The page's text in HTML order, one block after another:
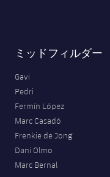
ミッドフィルダー
Gavi
Pedri
Fermín López
Marc Casadó
Frenkie de Jong
Dani Olmo
Marc Bernal